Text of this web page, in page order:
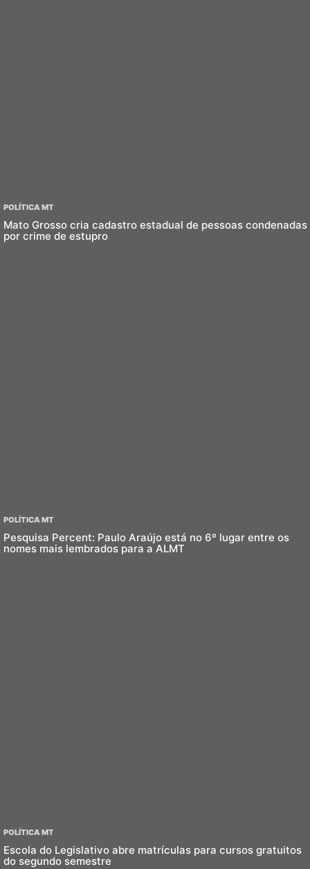
POLÍTICA MT
Mato Grosso cria cadastro estadual de pessoas condenadas
por crime de estupro
POLÍTICA MT
Pesquisa Percent: Paulo Araújo está no 6º lugar entre os
nomes mais lembrados para a ALMT
POLÍTICA MT
Escola do Legislativo abre matrículas para cursos gratuitos
do segundo semestre